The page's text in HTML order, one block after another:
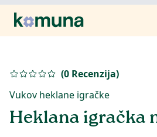
(0 Recenzija)
Vukov heklane igračke
Heklana igračka